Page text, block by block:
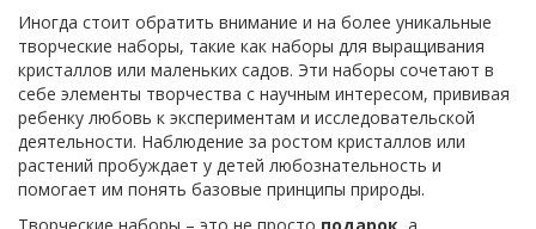
Иногда стоит обратить внимание и на более уникальные
творческие наборы, такие как наборы для выращивания
кристаллов или маленьких садов. Эти наборы сочетают в
себе элементы творчества с научным интересом, прививая
ребенку любовь к экспериментам и исследовательской
деятельности. Наблюдение за ростом кристаллов или
растений пробуждает у детей любознательность и
помогает им понять базовые принципы природы.